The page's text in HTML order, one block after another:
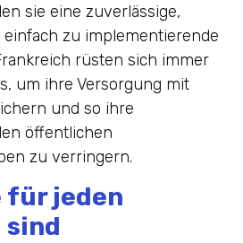
sie eine zuverlässige,
zu implementierende
rüsten sich immer
um ihre Versorgung mit
und so ihre
öffentlichen
zu verringern.
für jeden
sind